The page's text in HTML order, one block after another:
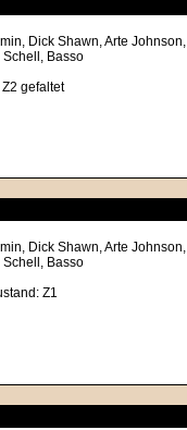
Dick Shawn, Arte Johnson,
Basso
gefaltet
Dick Shawn, Arte Johnson,
Basso
Z1